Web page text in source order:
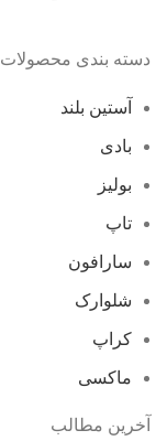
دسته بندی محصولات
آستین بلند
بادی
بولیز
تاپ
سارافون
شلوارک
کراپ
ماکسی
آخرین مطالب